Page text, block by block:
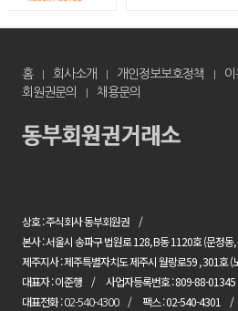
홈 회사소개 개인정보보호정책 이
회원권문의
채용문의
상호 : 주식회사 동부회원권
본사 : 서울시 송파구 법원로 128, B동 1120호 (문정동
제주지사 : 제주특별자치도 제주시 월랑로59 , 301호
대표자 : 이준행
사업자등록번호 : 809-88-01345
대표전화 :02-540-4300 팩스 : 02-540-4301